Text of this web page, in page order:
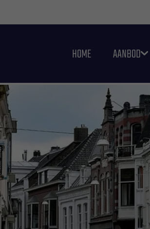
HOME AANBOD